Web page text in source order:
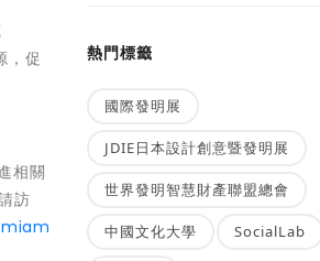
，促
相關
訪
熱門標籤
國際發明展
JDIE日本設計創意暨發明展
世界發明智慧財產聯盟總會
中國文化大學 SocialLab